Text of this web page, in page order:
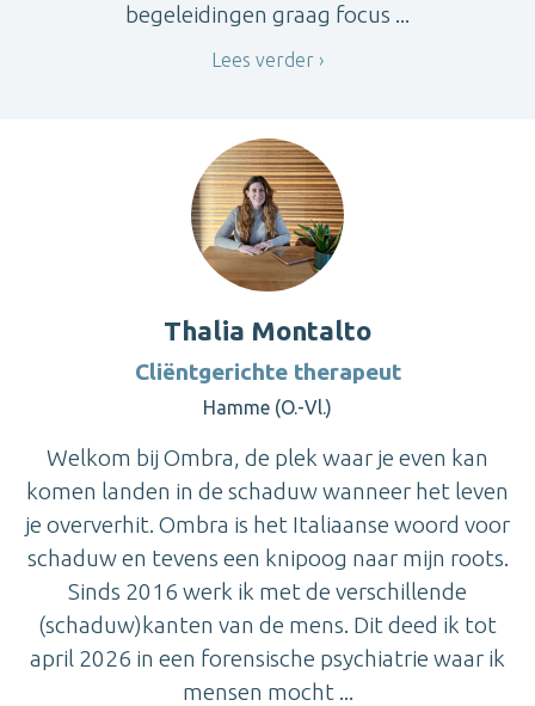
begeleidingen graag focus ...
Lees verder
Thalia Montalto
Cliëntgerichte therapeut
Hamme (O.-Vl.)
Welkom bij Ombra, de plek waar je even kan
komen landen in de schaduw wanneer het leven
je oververhit. Ombra is het Italiaanse woord voor
schaduw en tevens een knipoog naar mijn roots.
Sinds 2016 werk ik met de verschillende
(schaduw)kanten van de mens. Dit deed ik tot
april 2026 in een forensische psychiatrie waar ik
mensen mocht ...